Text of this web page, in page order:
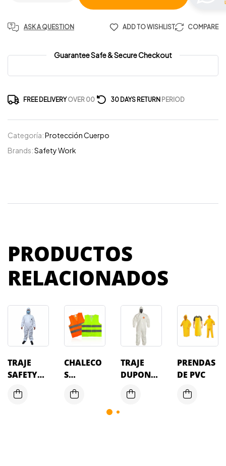
ASK A QUESTION ADD TO WISHLIST COMPARE
Guarantee Safe & Secure Checkout
FREE DELIVERYOVER 00 30 DAYS RETURN PERIOD
Categoría:Protección Cuerpo
Brands:Safety Work
PRODUCTOS
RELACIONADOS
TRAJE
SAFETY
WORK
DESECHA
CHALECO
S
REFLECTI
VOS
TRAJE
DUPONT
SL
PRENDAS
DE PVC